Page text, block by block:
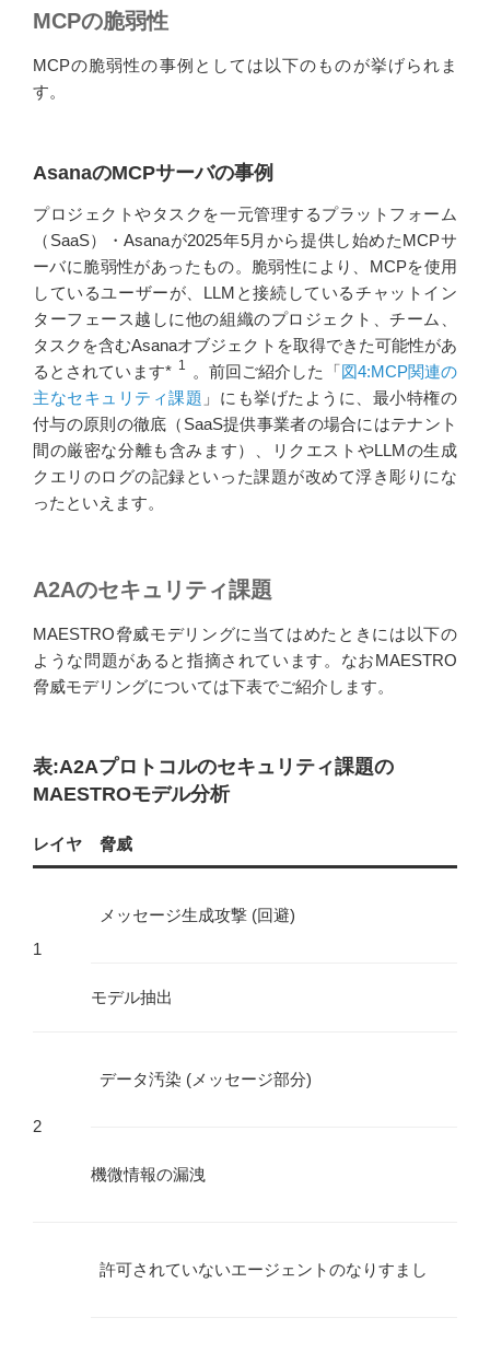
MCPの脆弱性
MCPの脆弱性の事例としては以下のものが挙げられま
す。
AsanaのMCPサーバの事例
プロジェクトやタスクを一元管理するプラットフォーム
（SaaS）・Asanaが2025年5月から提供し始めたMCPサ
ーバに脆弱性があったもの。脆弱性により、MCPを使用
しているユーザーが、LLMと接続しているチャットイン
ターフェース越しに他の組織のプロジェクト、チーム、
タスクを含むAsanaオブジェクトを取得できた可能性があ
るとされています* 1 。前回ご紹介した「図4:MCP関連の
主なセキュリティ課題 」にも挙げたように、最小特権の
付与の原則の徹底（SaaS提供事業者の場合にはテナント
間の厳密な分離も含みます）、リクエストやLLMの生成
クエリのログの記録といった課題が改めて浮き彫りにな
ったといえます。
A2Aのセキュリティ課題
MAESTRO脅威モデリングに当てはめたときには以下の
ような問題があると指摘されています。なおMAESTRO
脅威モデリングについては下表でご紹介します。
表:A2Aプロトコルのセキュリティ課題の
MAESTROモデル分析
レイヤ 脅威
1
メッセージ生成攻撃 (回避)
モデル抽出
2
データ汚染 (メッセージ部分)
機微情報の漏洩
許可されていないエージェントのなりすまし